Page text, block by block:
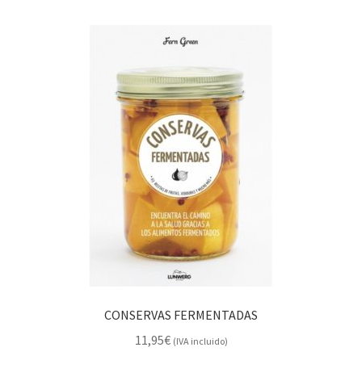
CONSERVAS FERMENTADAS
11,95€ (IVA incluido)